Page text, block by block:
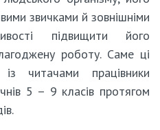
звичками й зовнішніми
підвищити його
роботу. Саме ці
читачами працівники
5 – 9 класів протягом